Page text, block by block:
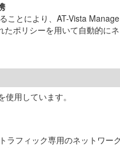
ことにより、AT-Vista
たポリシーを用いて自動的に
用しています。
ラフィック専用のネットワー